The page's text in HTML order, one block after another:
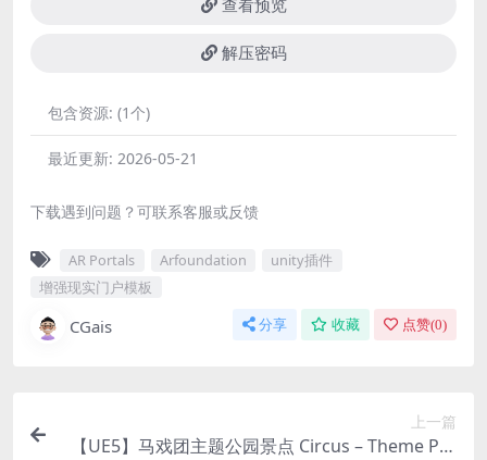
查看预览
解压密码
包含资源: (1个)
最近更新: 2026-05-21
下载遇到问题？可联系客服或反馈
AR Portals Arfoundation
unity插件
增强现实门户模板
CGais 分享 收藏 点赞(0)
上一篇
【UE5】马戏团主题公园景点 Circus – Theme Par